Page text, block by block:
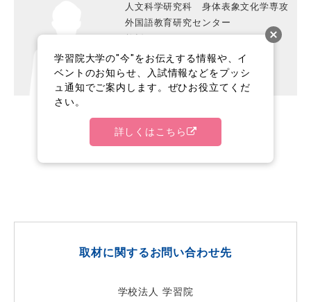
人文科学研究科 身体表象文化学専攻
外国語教育研究センター
教授
水野 雅司
1
取材に関するお問い合わせ先
学校法人 学習院
学習院大学の"今"をお伝えする情報や、イ
ベントのお知らせ、入試情報などをプッシ
ュ通知でご案内します。ぜひお役立てくだ
さい。
詳しくはこちら